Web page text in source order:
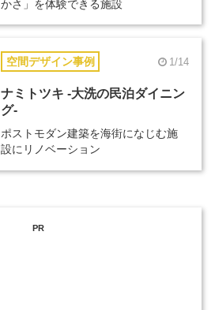
かさ」を体験できる施設
空間デザイン事例 1/14
ナミトツキ -大洗の民泊ダイニン
グ-
ポストモダン建築を海街になじむ施
設にリノベーション
PR